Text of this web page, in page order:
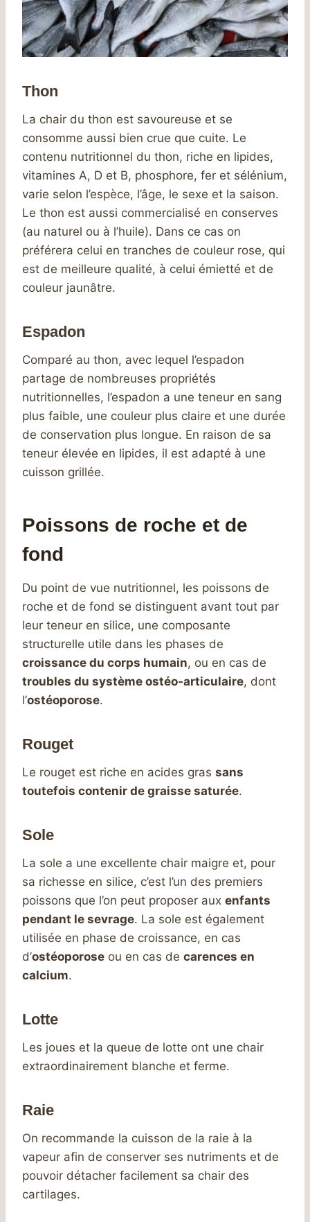
Thon
La chair du thon est savoureuse et se
consomme aussi bien crue que cuite. Le
contenu nutritionnel du thon, riche en lipides,
vitamines A, D et B, phosphore, fer et sélénium,
varie selon l’espèce, l’âge, le sexe et la saison.
Le thon est aussi commercialisé en conserves
(au naturel ou à l’huile). Dans ce cas on
préférera celui en tranches de couleur rose, qui
est de meilleure qualité, à celui émietté et de
couleur jaunâtre.
Espadon
Comparé au thon, avec lequel l’espadon
partage de nombreuses propriétés
nutritionnelles, l’espadon a une teneur en sang
plus faible, une couleur plus claire et une durée
de conservation plus longue. En raison de sa
teneur élevée en lipides, il est adapté à une
cuisson grillée.
Poissons de roche et de
fond
Du point de vue nutritionnel, les poissons de
roche et de fond se distinguent avant tout par
leur teneur en silice, une composante
structurelle utile dans les phases de
croissance du corps humain, ou en cas de
troubles du système ostéo-articulaire, dont
l’ostéoporose.
Rouget
Le rouget est riche en acides gras sans
toutefois contenir de graisse saturée.
Sole
La sole a une excellente chair maigre et, pour
sa richesse en silice, c’est l’un des premiers
poissons que l’on peut proposer aux enfants
pendant le sevrage. La sole est également
utilisée en phase de croissance, en cas
d’ostéoporose ou en cas de carences en
calcium.
Lotte
Les joues et la queue de lotte ont une chair
extraordinairement blanche et ferme.
Raie
On recommande la cuisson de la raie à la
vapeur afin de conserver ses nutriments et de
pouvoir détacher facilement sa chair des
cartilages.